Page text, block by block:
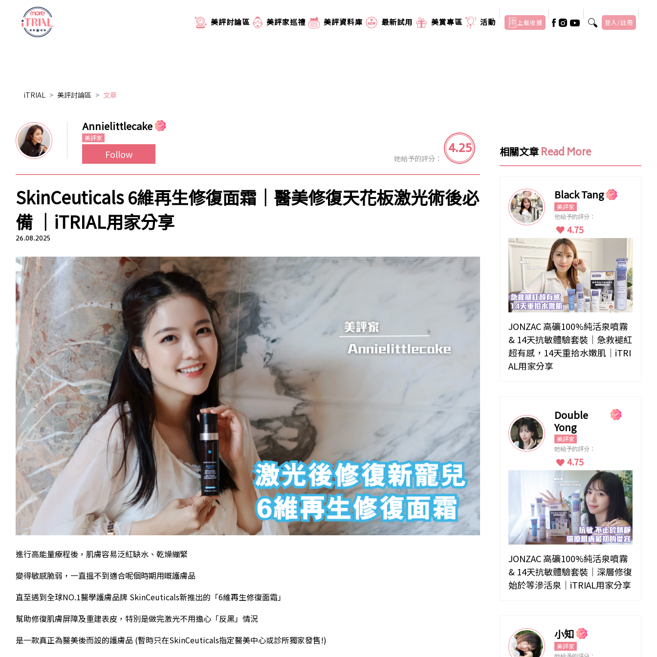
美評討論區 美評家巡禮 美評資料庫 最新試用 美賞專區 活動 上載收據 登入/註冊
iTRIAL 美評討論區 文章
Annielittlecake
美評家
Follow 她給予的評分： 4.25
SkinCeuticals 6維再生修復面霜｜醫美修復天花板激光術後必
備 ｜iTRIAL用家分享
26.08.2025
進行高能量療程後，肌膚容易泛紅缺水、乾燥繃緊
變得敏感脆弱，一直搵不到適合呢個時期用嘅護膚品
直至遇到全球NO.1醫學護膚品牌 SkinCeuticals新推出的「6維再生修復面霜」
幫助修復肌膚屏障及重建表皮，特別是做完激光不用擔心「反黑」情況
是一款真正為醫美後而設的護膚品 (暫時只在SkinCeuticals指定醫美中心或診所獨家發售!)
相關文章 Read More
Black Tang
美評家
他給予的評分：
4.75
JONZAC 高礦100%純活泉噴霧
& 14天抗敏體驗套裝｜急救褪紅
超有感，14天重拾水嫩肌｜iTRI
AL用家分享
Double
Yong
美評家
她給予的評分：
4.75
JONZAC 高礦100%純活泉噴霧
& 14天抗敏體驗套裝｜深層修復
始於等滲活泉｜iTRIAL用家分享
小知
美評家